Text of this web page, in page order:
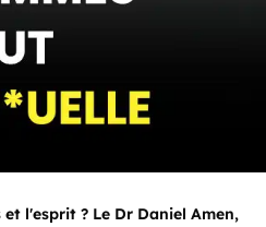
l'esprit ? Le Dr Daniel Amen,